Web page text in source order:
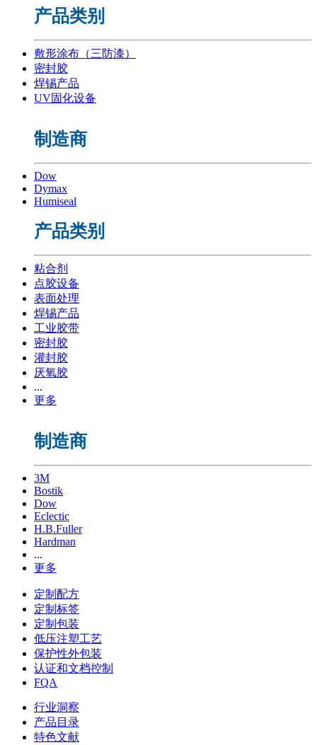
产品类别
敷形涂布（三防漆）
密封胶
焊锡产品
UV固化设备
制造商
Dow
Dymax
Humiseal
产品类别
粘合剂
点胶设备
表面处理
焊锡产品
工业胶带
密封胶
灌封胶
厌氧胶
...
更多
制造商
3M
Bostik
Dow
Eclectic
H.B.Fuller
Hardman
...
更多
定制配方
定制标签
定制包装
低压注塑工艺
保护性外包装
认证和文档控制
FQA
行业洞察
产品目录
特色文献